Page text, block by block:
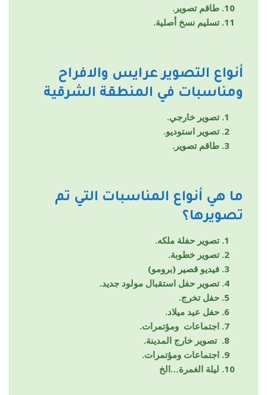
طاقم تصوير.
تسليم نسخ أصلية.
أنواع التصوير عرايس والافراح
ومناسبات في المنطقة الشرقية
تصوير خارجي.
تصوير استوديو.
طاقم تصوير.
ما هي أنواع المناسبات التي تم
تصويرها؟
تصوير حفلة ملكه.
تصوير خطوبة.
فيديو قصير (برومو)
تصوير حفل استقبال مولود جديد.
حفل تخرج.
حفل عيد ميلاد.
اجتماعات ومؤتمرات.
تصوير خارج المدينة.
اجتماعات ومؤتمرات.
ليلة الغمرة…الخ